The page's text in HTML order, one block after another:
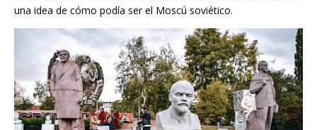
una idea de cómo podía ser el Moscú soviético.